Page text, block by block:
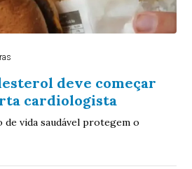
deve começar
cardiologista
de vida saudável protegem o